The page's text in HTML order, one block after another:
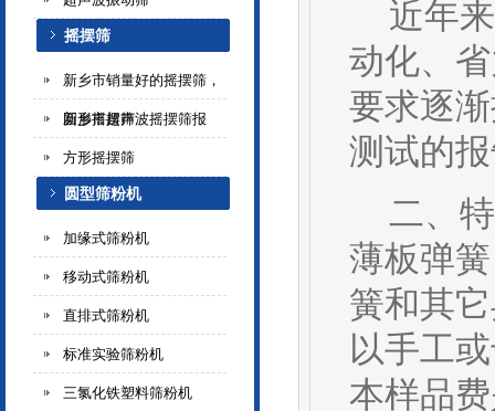
摇摆筛
新乡市销量好的摇摆筛，
新乡市超声波摇摆筛报
圆形摇摆筛
方形摇摆筛
圆型筛粉机
加缘式筛粉机
移动式筛粉机
直排式筛粉机
标准实验筛粉机
三氯化铁塑料筛粉机
近年来
动化、
要求逐
测试的
二、特
薄板弹
簧和其
以手工
本样品